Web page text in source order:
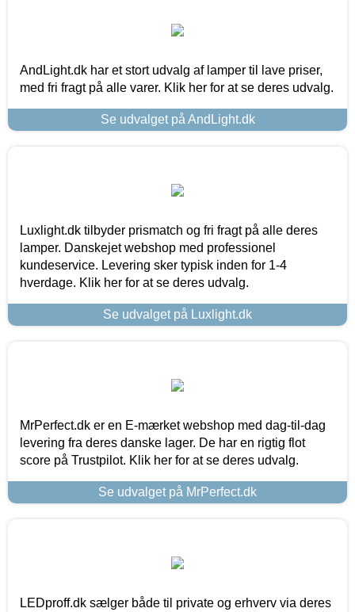
AndLight.dk har et stort udvalg af lamper til lave priser,
med fri fragt på alle varer. Klik her for at se deres udvalg.
Se udvalget på AndLight.dk
Luxlight.dk tilbyder prismatch og fri fragt på alle deres
lamper. Danskejet webshop med professionel
kundeservice. Levering sker typisk inden for 1-4
hverdage. Klik her for at se deres udvalg.
Se udvalget på Luxlight.dk
MrPerfect.dk er en E-mærket webshop med dag-til-dag
levering fra deres danske lager. De har en rigtig flot
score på Trustpilot. Klik her for at se deres udvalg.
Se udvalget på MrPerfect.dk
LEDproff.dk sælger både til private og erhverv via deres